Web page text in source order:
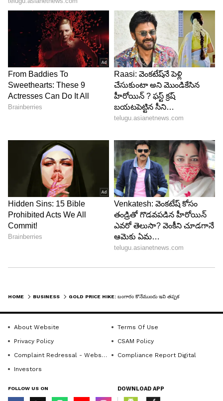
Image Credit :Our Own
మళ్లీ రికార్డు స్థాయికి చేరే అవకాశం
ఇటీవల బంగారం ధరలు గరిష్టాల నుంచి కొంత తగ్గాయి.
అయితే, ఇరాన్ దేశానికి సంబంధించిన అంతర్జాతీయ
పరిణామాలు బంగారం ధరలపై తీవ్ర ప్రభావం
పెరిగే అవకాశం ఉంది.వచ్చే ఏడాది కాలంలో విశ్లేషిస్తే మాత్రం,
బంగారం ధరలు మళ్లీ రికార్డు స్థాయికి చేరవచ్చని నిపుణుల
అంచనా.
5
5
వెండిపై ఇన్వెస్ట్ చేస్తే జాగ్రత్త
వెండిపై ఇన్వెస్ట్ చేసేవారు జాగ్రత్తగా ఉండాలి. వెండి ధరలు
కూడా ఇటీవల కాలంలో కొంత ఒడిదుడుకులను
ఎదుర్కొన్నాయి. ఇరాన్ యుద్ధం వల్ల ఏర్పడిన అంతర్జాతీయ
ఖర్చుల భారం కారణంగా, ప్రజలు ఎలక్ట్రిక్ వాహనాలు
(EVs), సోలార్ ప్యానెల్స్ వంటివి కొనడం తగ్గించారు. వీటి
HOME BUSINESS
About Website
Terms Of Use
Privacy Policy
CSAM Policy
Complaint Redressal - Website
Compliance Report Digital
Investors
FOLLOW US ON DOWNLOAD APP